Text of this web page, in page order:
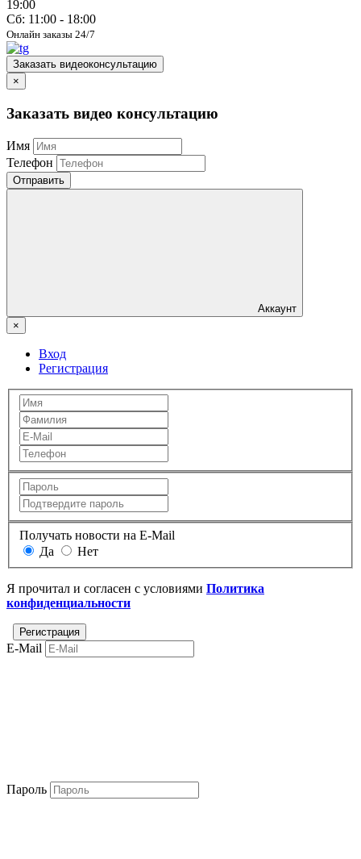
19:00
Сб: 11:00 - 18:00
Онлайн заказы 24/7
Заказать видеоконсультацию
×
Заказать видео консультацию
Имя
Телефон
Отправить
Аккаунт
×
Вход
Регистрация
Получать новости на E-Mail
Да
Нет
Я прочитал и согласен с условиями Политика
конфиденциальности
E-Mail
Пароль